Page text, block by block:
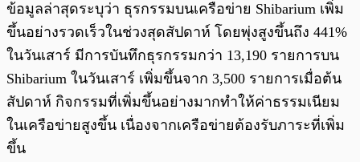
ข้อมูลล่าสุดระบุว่า ธุรกรรมบนเครือข่าย Shibarium เพิ่ม
ขึ้นอย่างรวดเร็วในช่วงสุดสัปดาห์ โดยพุ่งสูงขึ้นถึง 441%
ในวันเสาร์ มีการบันทึกธุรกรรมกว่า 13,190 รายการบน
Shibarium ในวันเสาร์ เพิ่มขึ้นจาก 3,500 รายการเมื่อต้น
สัปดาห์ กิจกรรมที่เพิ่มขึ้นอย่างมากทำให้ค่าธรรมเนียม
ในเครือข่ายสูงขึ้น เนื่องจากเครือข่ายต้องรับภาระที่เพิ่ม
ขึ้น